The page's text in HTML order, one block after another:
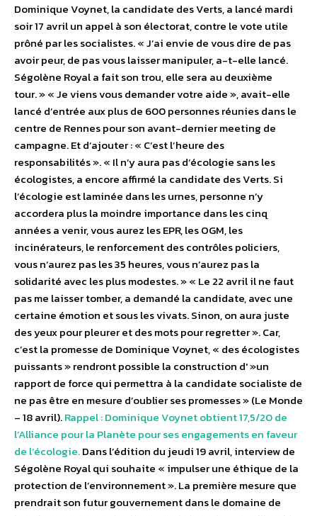
Dominique Voynet, la candidate des Verts, a lancé mardi
soir 17 avril un appel à son électorat, contre le vote utile
prôné par les socialistes. « J’ai envie de vous dire de pas
avoir peur, de pas vous laisser manipuler, a-t-elle lancé.
Ségolène Royal a fait son trou, elle sera au deuxième
tour. » « Je viens vous demander votre aide », avait-elle
lancé d’entrée aux plus de 600 personnes réunies dans le
centre de Rennes pour son avant-dernier meeting de
campagne. Et d’ajouter : « C’est l’heure des
responsabilités ». « Il n’y aura pas d’écologie sans les
écologistes, a encore affirmé la candidate des Verts. Si
l’écologie est laminée dans les urnes, personne n’y
accordera plus la moindre importance dans les cinq
années a venir, vous aurez les EPR, les OGM, les
incinérateurs, le renforcement des contrôles policiers,
vous n’aurez pas les 35 heures, vous n’aurez pas la
solidarité avec les plus modestes. » « Le 22 avril il ne faut
pas me laisser tomber, a demandé la candidate, avec une
certaine émotion et sous les vivats. Sinon, on aura juste
des yeux pour pleurer et des mots pour regretter ». Car,
c’est la promesse de Dominique Voynet, « des écologistes
puissants » rendront possible la construction d' »un
rapport de force qui permettra à la candidate socialiste de
ne pas être en mesure d’oublier ses promesses » (Le Monde
– 18 avril).Rappel : Dominique Voynet obtient 17,5/20 de
l’Alliance pour la Planète pour ses engagements en faveur
de l’écologie.Dans l’édition du jeudi 19 avril, interview de
Ségolène Royal qui souhaite « impulser une éthique de la
protection de l’environnement ». La première mesure que
prendrait son futur gouvernement dans le domaine de